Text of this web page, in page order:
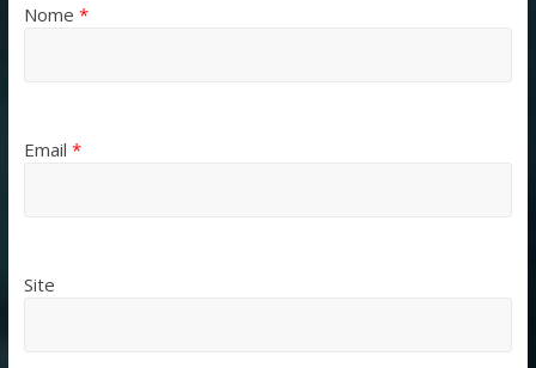
Nome *
Email *
Site